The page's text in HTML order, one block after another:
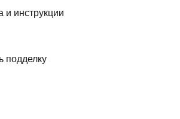
подделку
и инструкции